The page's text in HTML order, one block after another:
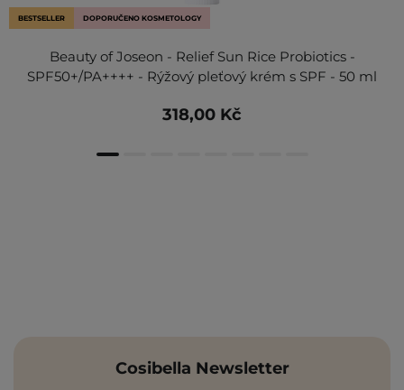
BESTSELLER DOPORUČENO KOSMETOLOGY
Beauty of Joseon - Relief Sun Rice Probiotics -
SPF50+/PA++++ - Rýžový pleťový krém s SPF - 50 ml
318,00 Kč
Cosibella Newsletter